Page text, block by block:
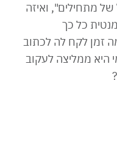
מתחילים", ואיזה
כל כך
זמן לקח לה לכתוב
היא ממליצה לעקוב